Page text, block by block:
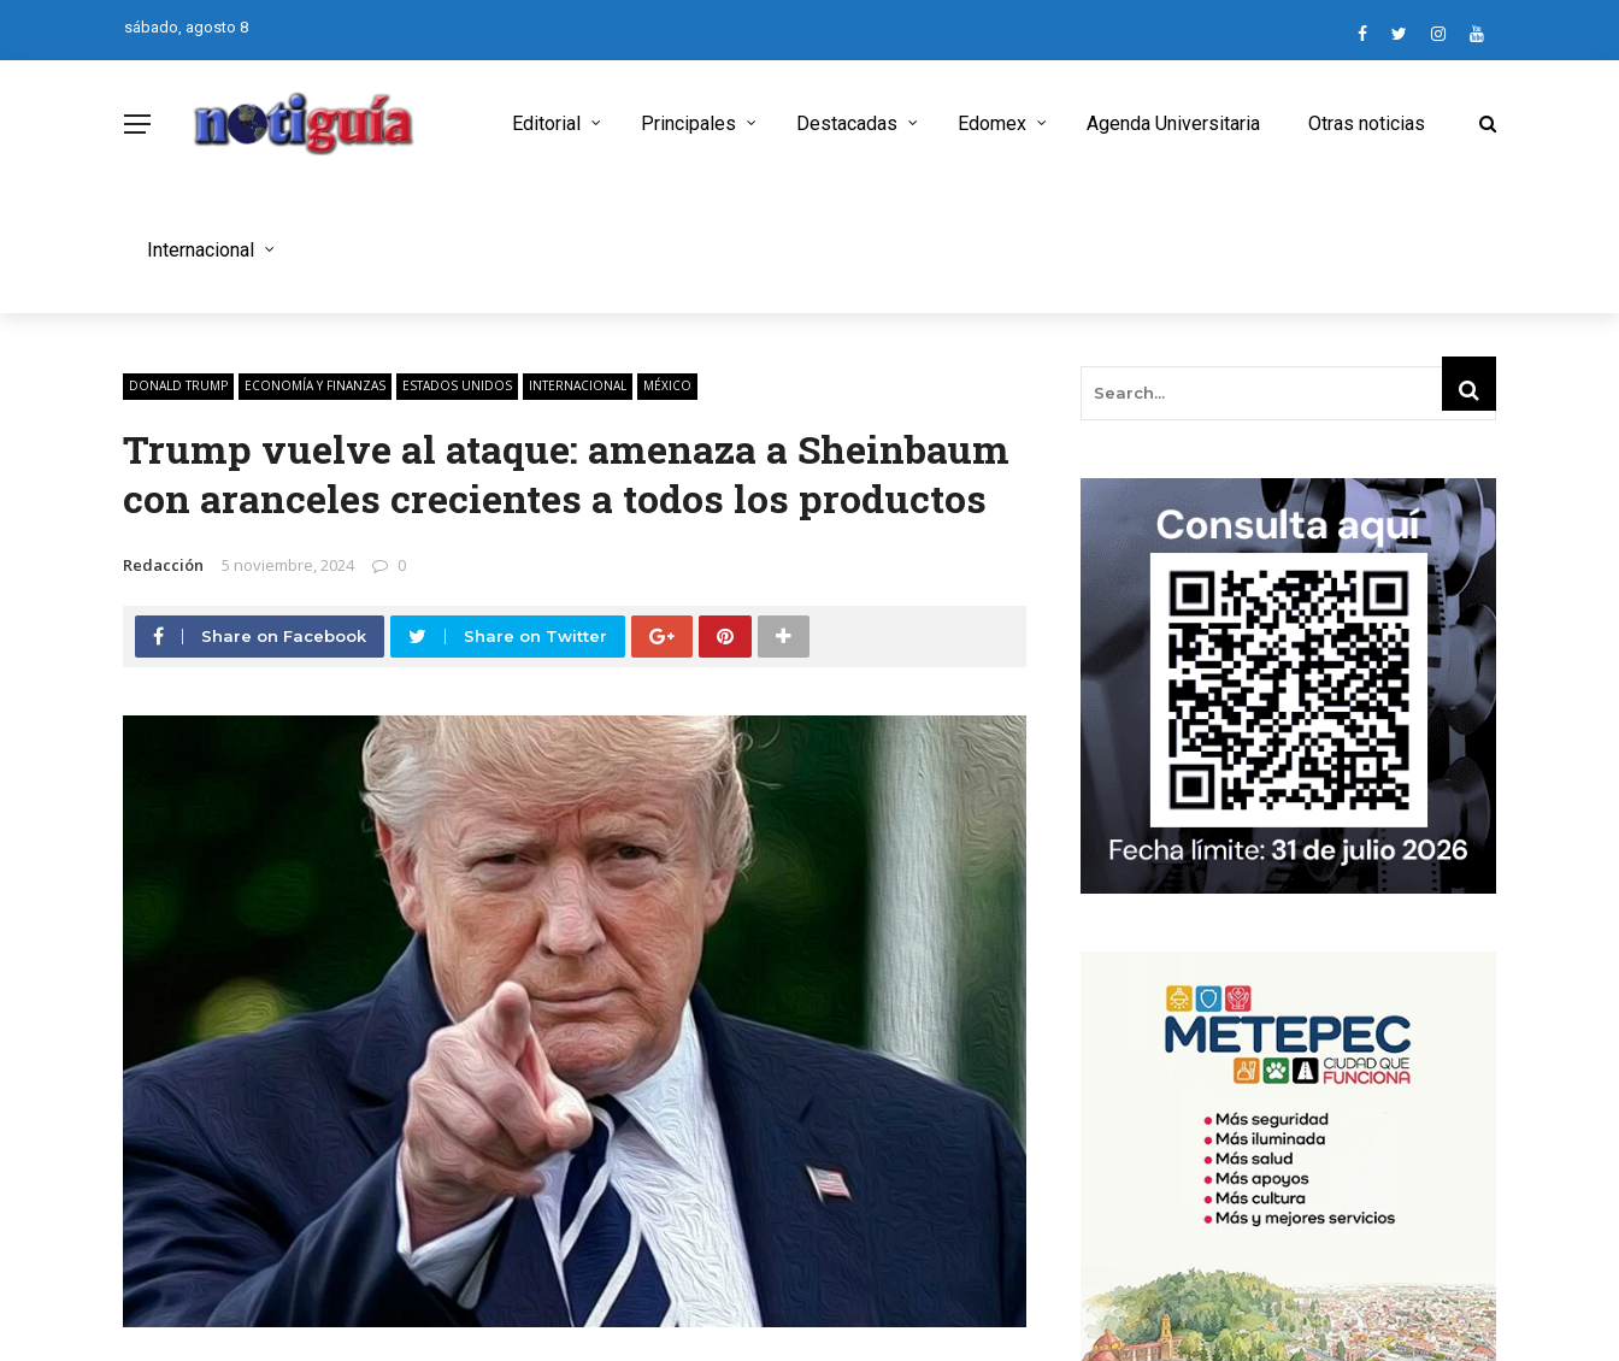
sábado, agosto 8
Editorial Principales Destacadas Edomex Agenda Universitaria Otras noticias
Internacional
DONALD TRUMP ECONOMÍA Y FINANZAS ESTADOS UNIDOS INTERNACIONAL MÉXICO
Trump vuelve al ataque: amenaza a Sheinbaum
con aranceles crecientes a todos los productos
Redacción 5 noviembre, 2024 0
Share on Facebook Share on Twitter